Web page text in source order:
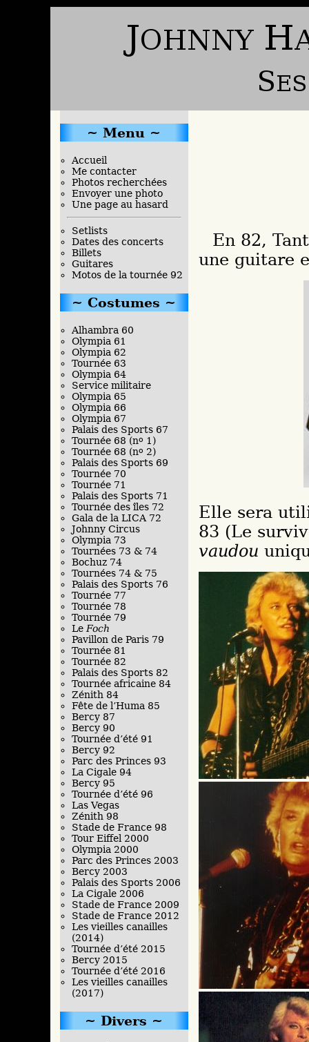
En 82, Tantra réalisera (en exemplaire unique)
une guitare
Elle sera
83 (Le
vaudou
Menu
Accueil
Me contacter
Photos recherchées
Envoyer une photo
Une page au hasard
Setlists
Dates des concerts
Billets
Guitares
Motos de la tournée 92
Costumes
Alhambra 60
Olympia 61
Olympia 62
Tournée 63
Olympia 64
Service militaire
Olympia 65
Olympia 66
Olympia 67
Palais des Sports 67
Tournée 68 (no 1)
Tournée 68 (no 2)
Palais des Sports 69
Tournée 70
Tournée 71
Palais des Sports 71
Tournée des îles 72
Gala de la LICA 72
Johnny Circus
Olympia 73
Tournées 73 & 74
Bochuz 74
Tournées 74 & 75
Palais des Sports 76
Tournée 77
Tournée 78
Tournée 79
Le Foch
Pavillon de Paris 79
Tournée 81
Tournée 82
Palais des Sports 82
Tournée africaine 84
Zénith 84
Fête de l’Huma 85
Bercy 87
Bercy 90
Tournée d’été 91
Bercy 92
Parc des Princes 93
La Cigale 94
Bercy 95
Tournée d’été 96
Las Vegas
Zénith 98
Stade de France 98
Tour Eiffel 2000
Olympia 2000
Parc des Princes 2003
Bercy 2003
Palais des Sports 2006
La Cigale 2006
Stade de France 2009
Stade de France 2012
Les vieilles canailles
(2014)
Tournée d’été 2015
Bercy 2015
Tournée d’été 2016
Les vieilles canailles
(2017)
Divers